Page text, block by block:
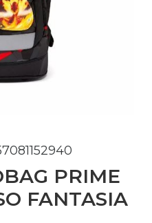
PRIME
FANTASIA